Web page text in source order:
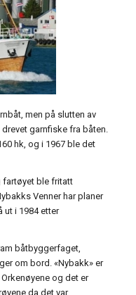
men på slutten av
garnfiske fra båten.
hk, og i 1967 ble det
fartøyet ble fritatt
Venner har planer
ut i 1984 etter
båtbyggerfaget,
om bord. «Nybakk» er
og det er
da det var